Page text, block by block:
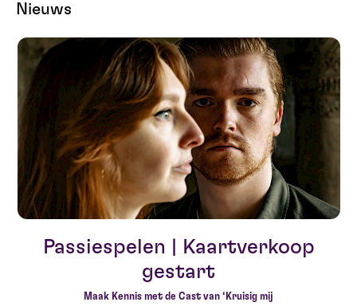
Nieuws
Passiespelen | Kaartverkoop
gestart
Maak Kennis met de Cast van ‘Kruisig mij